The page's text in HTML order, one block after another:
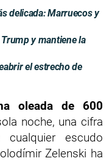
delicada: Marruecos y
y mantiene la
el estrecho de
oleada de 600
noche, una cifra
escudo
Zelenski ha